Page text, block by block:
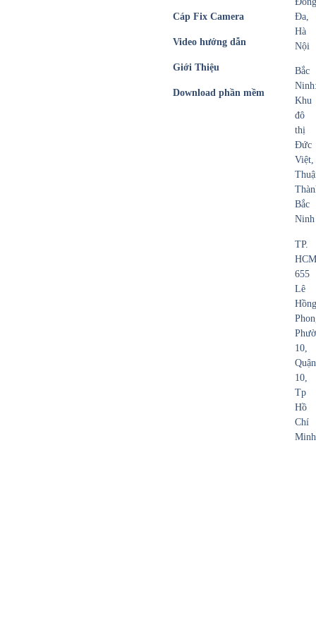
Cáp Fix Camera
Video hướng dẫn
Giới Thiệu
Download phần mềm
Đa,
Hà
Nội
Bắc
Khu
đô
thị
Đức
Việt,
Bắc
Ninh
TP.
655
Lê
Hồng
10,
Quận
10,
Tp
Hồ
Chí
Minh